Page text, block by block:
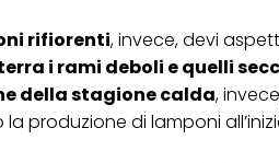
rifiorenti, invece, devi
i rami deboli e quelli
della stagione calda,
produzione di lamponi